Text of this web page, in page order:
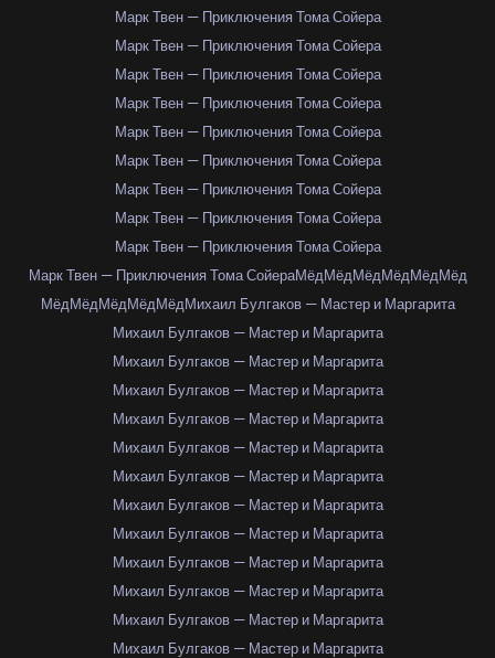
Марк Твен — Приключения Тома Сойера
Марк Твен — Приключения Тома Сойера
Марк Твен — Приключения Тома Сойера
Марк Твен — Приключения Тома Сойера
Марк Твен — Приключения Тома Сойера
Марк Твен — Приключения Тома Сойера
Марк Твен — Приключения Тома Сойера
Марк Твен — Приключения Тома Сойера
Марк Твен — Приключения Тома Сойера
Марк Твен — Приключения Тома СойераМёдМёдМёдМёдМёдМёд
МёдМёдМёдМёдМёдМихаил Булгаков — Мастер и Маргарита
Михаил Булгаков — Мастер и Маргарита
Михаил Булгаков — Мастер и Маргарита
Михаил Булгаков — Мастер и Маргарита
Михаил Булгаков — Мастер и Маргарита
Михаил Булгаков — Мастер и Маргарита
Михаил Булгаков — Мастер и Маргарита
Михаил Булгаков — Мастер и Маргарита
Михаил Булгаков — Мастер и Маргарита
Михаил Булгаков — Мастер и Маргарита
Михаил Булгаков — Мастер и Маргарита
Михаил Булгаков — Мастер и Маргарита
Михаил Булгаков — Мастер и Маргарита